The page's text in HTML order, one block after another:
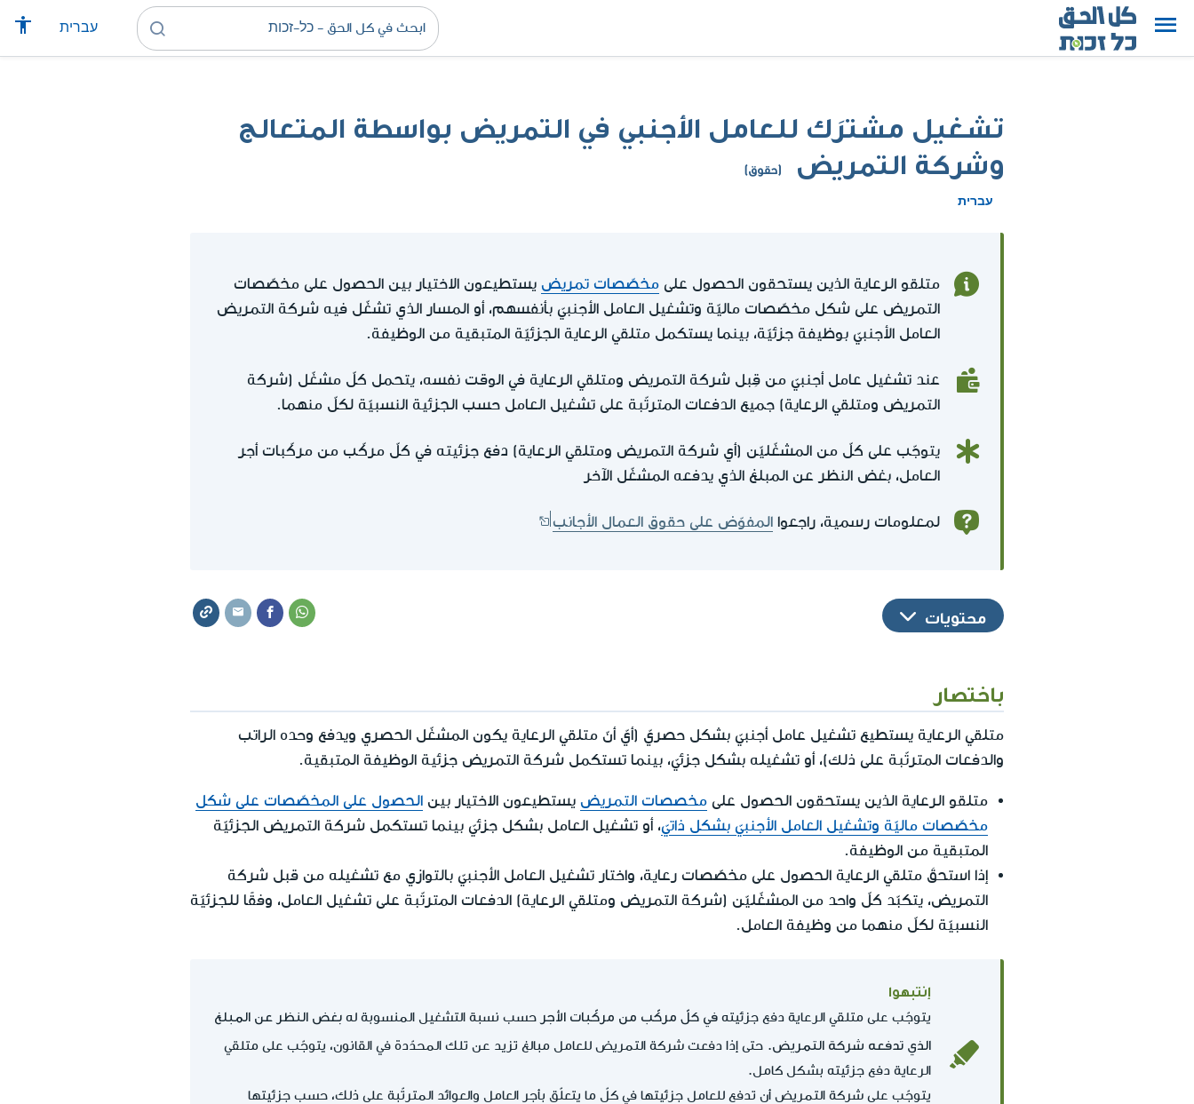
עברית
تشغيل مشترَك للعامل الأجنبي في التمريض بواسطة المتعالج
وشركة التمريض
(حقوق)
עברית
متلقو الرعاية الذين يستحقون الحصول على مخصّصات تمريض يستطيعون الاختيار بين الحصول على مخصّصات
التمريض على شكل مخصّصات ماليّة وتشغيل العامل الأجنبيّ بأنفسهم، أو المسار الذي تشغّل فيه شركة التمريض
العامل الأجنبيّ بوظيفة جزئيّة، بينما يستكمل متلقي الرعاية الجزئيّة المتبقية من الوظيفة.
عند تشغيل عامل أجنبيّ من قِبل شركة التمريض ومتلقي الرعاية في الوقت نفسه، يتحمل كلّ مشغّل (شركة
التمريض ومتلقي الرعاية) جميع الدفعات المترتّبة على تشغيل العامل حسب الجزئية النسبيّة لكلّ منهما.
يتوجّب على كلّ من المشغّليّن (أي شركة التمريض ومتلقي الرعاية) دفع جزئيته في كلّ مركّب من مركّبات أجر
العامل، بغض النظر عن المبلغ الذي يدفعه المشغّل الآخر
لمعلومات رسمية، راجعوا المفوّض على حقوق العمال الأجانب
محتويات
باختصار
متلقي الرعاية يستطيع تشغيل عامل أجنبيّ بشكل حصريّ (أيّ أنّ متلقي الرعاية يكون المشغّل الحصري ويدفع وحده الراتب
والدفعات المترتّبة على ذلك)، أو تشغيله بشكل جزئيّ، بينما تستكمل شركة التمريض جزئية الوظيفة المتبقية.
متلقو الرعاية الذين يستحقون الحصول على مخصصات التمريض يستطيعون الاختيار بين الحصول على المخصّصات على شكل
مخصّصات ماليّة وتشغيل العامل الأجنبيّ بشكل ذاتيّ، أو تشغيل العامل بشكل جزئيّ بينما تستكمل شركة التمريض الجزئيّة
المتبقية من الوظيفة.
إذا استحقَ متلقي الرعاية الحصول على مخصّصات رعاية، واختار تشغيل العامل الأجنبيّ بالتوازي مع تشغيله من قبل شركة
التمريض، يتكبّد كلّ واحد من المشغّليّن (شركة التمريض ومتلقي الرعاية) الدفعات المترتّبة على تشغيل العامل، وفقًا للجزئيّة
النسبيّة لكلّ منهما من وظيفة العامل.
إنتبهوا
يتوجّب على متلقي الرعاية دفع جزئيته في كلّ مركّب من مركّبات الأجر حسب نسبة التشغيل المنسوبة له بغض النظر عن المبلغ
الذي تدفعه شركة التمريض.
حتى إذا دفعت شركة التمريض للعامل مبالغ تزيد عن تلك المحدّدة في القانون، يتوجّب على متلقي
الرعاية دفع جزئيته بشكل كامل.
يتوجّب على شركة التمريض أن تدفع للعامل جزئيتها في كلّ ما يتعلّق بأجر العامل والعوائد المترتّبة على ذلك، حسب جزئيتها